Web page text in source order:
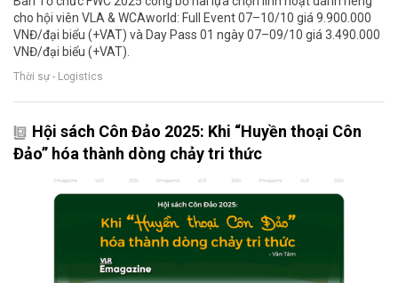
cho hội viên VLA & WCAworld: Full Event 07–10/10 giá 9.900.000
VNĐ/đại biểu (+VAT) và Day Pass 01 ngày 07–09/10 giá 3.490.000
VNĐ/đại biểu (+VAT).
Thời sự - Logistics
Hội sách Côn Đảo 2025: Khi “Huyền thoại Côn
Đảo” hóa thành dòng chảy tri thức